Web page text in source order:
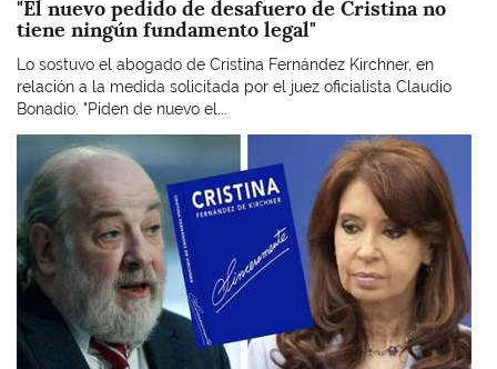
"El nuevo pedido de desafuero de Cristina no
tiene ningún fundamento legal"
Lo sostuvo el abogado de Cristina Fernández Kirchner, en
relación a la medida solicitada por el juez oficialista Claudio
Bonadio. "Piden de nuevo el...
Imagen